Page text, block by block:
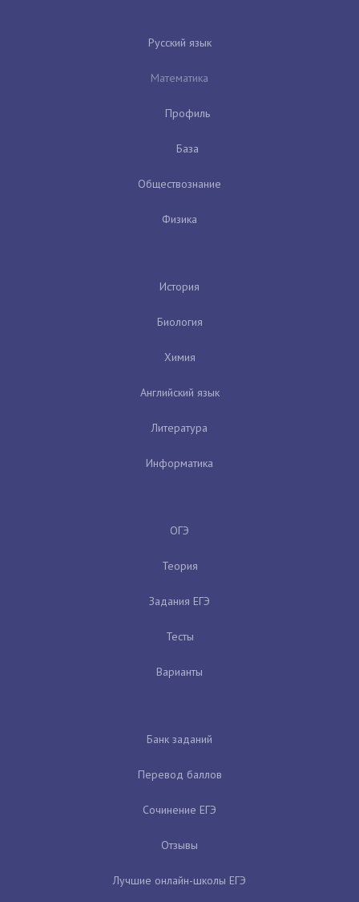
Русский язык
Математика
Профиль
База
Обществознание
Физика
История
Биология
Химия
Английский язык
Литература
Информатика
ОГЭ
Теория
Задания ЕГЭ
Тесты
Варианты
Банк заданий
Перевод баллов
Сочинение ЕГЭ
Отзывы
Лучшие онлайн-школы ЕГЭ